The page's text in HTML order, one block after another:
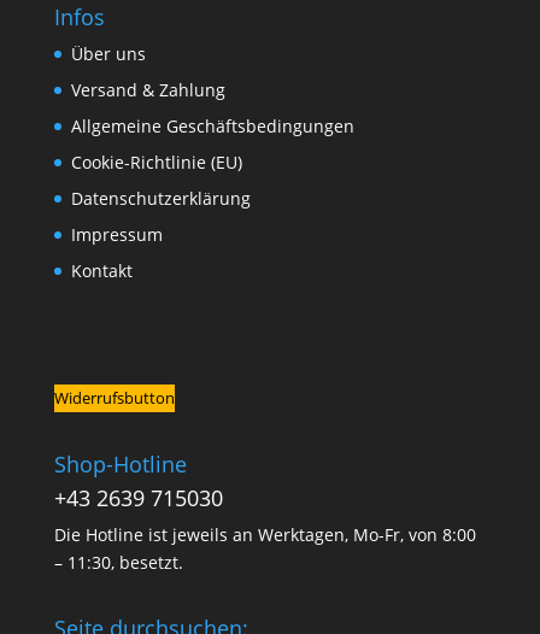
Infos
Über uns
Versand & Zahlung
Allgemeine Geschäftsbedingungen
Cookie-Richtlinie (EU)
Datenschutzerklärung
Impressum
Kontakt
Widerrufsbutton
Shop-Hotline
+43 2639 715030
Die Hotline ist jeweils an Werktagen, Mo-Fr, von 8:00
– 11:30, besetzt.